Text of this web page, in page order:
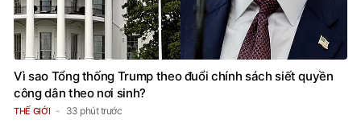
Vì sao Tổng thống Trump theo đuổi chính sách siết quyền
công dân theo nơi sinh?
THẾ GIỚI 33 phút trước